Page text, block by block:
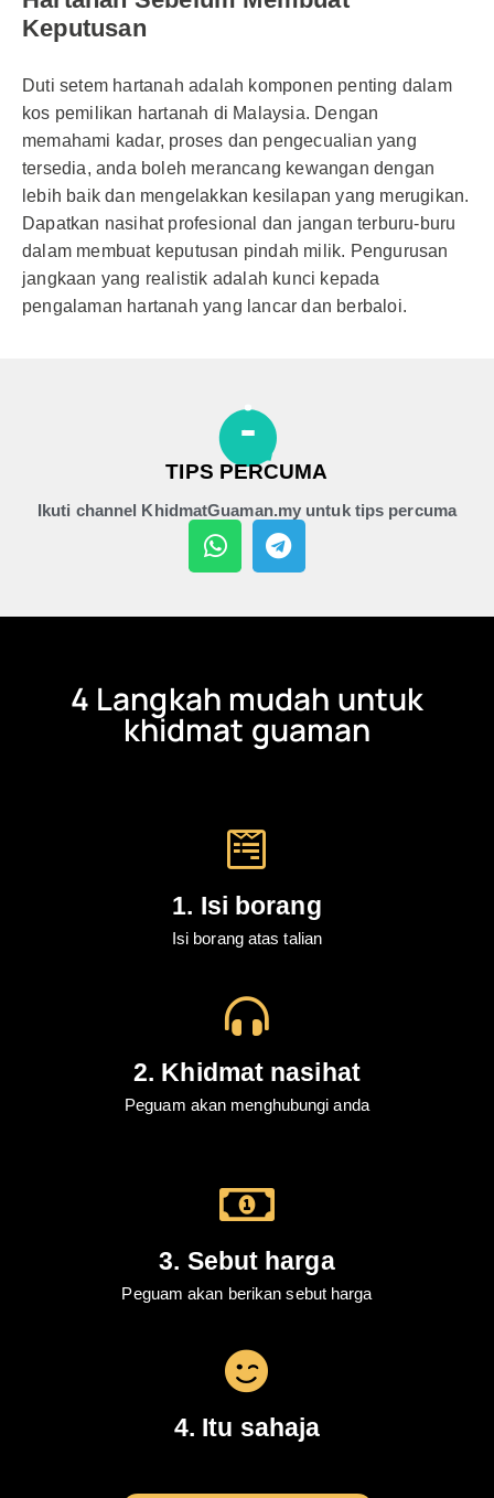
Keputusan
Duti setem hartanah adalah komponen penting dalam
kos pemilikan hartanah di Malaysia. Dengan
memahami kadar, proses dan pengecualian yang
tersedia, anda boleh merancang kewangan dengan
lebih baik dan mengelakkan kesilapan yang merugikan.
Dapatkan nasihat profesional dan jangan terburu-buru
dalam membuat keputusan pindah milik. Pengurusan
jangkaan yang realistik adalah kunci kepada
pengalaman hartanah yang lancar dan berbaloi.
TIPS PERCUMA
Ikuti channel KhidmatGuaman.my untuk tips percuma
4 Langkah mudah untuk
khidmat guaman
1. Isi borang
Isi borang atas talian
2. Khidmat nasihat
Peguam akan menghubungi anda
3. Sebut harga
Peguam akan berikan sebut harga
4. Itu sahaja